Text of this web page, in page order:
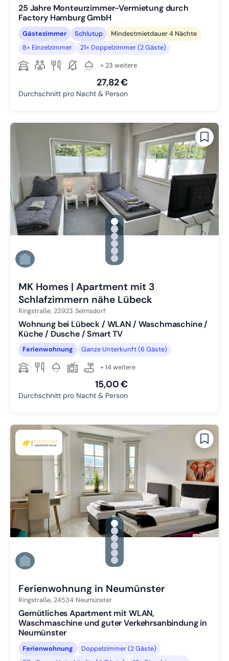
25 Jahre Monteurzimmer-Vermietung durch
Factory Hamburg GmbH
Gästezimmer Schlutup
Mindestmietdauer 4 Nächte
8× Einzelzimmer
21× Doppelzimmer (2 Gäste)
+ 23 weitere
27,82 €
Durchschnitt pro Nacht & Person
gallery.slide_selector
Zu Slide 1 wechseln
Zu Slide 2 wechseln
Zu Slide 3 wechseln
Zu Slide 4 wechseln
Zu Slide 5 wechseln
Zu Slide 6 wechseln
MK Homes | Apartment mit 3
Schlafzimmern nähe Lübeck
Ringstraße, 23923 Selmsdorf
Wohnung bei Lübeck / WLAN / Waschmaschine /
Küche / Dusche / Smart TV
Ferienwohnung Ganze Unterkunft (6 Gäste)
+ 14 weitere
15,00 €
Durchschnitt pro Nacht & Person
gallery.slide_selector
Zu Slide 1 wechseln
Zu Slide 2 wechseln
Zu Slide 3 wechseln
Zu Slide 4 wechseln
Zu Slide 5 wechseln
Zu Slide 6 wechseln
Ferienwohnung in Neumünster
Ringstraße, 24534 Neumünster
Gemütliches Apartment mit WLAN,
Waschmaschine und guter Verkehrsanbindung in
Neumünster
Ferienwohnung
Doppelzimmer (2 Gäste)